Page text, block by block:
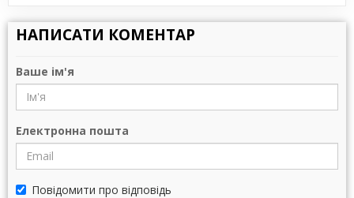
НАПИСАТИ КОМЕНТАР
Ваше ім'я
Електронна пошта
Повідомити про відповідь